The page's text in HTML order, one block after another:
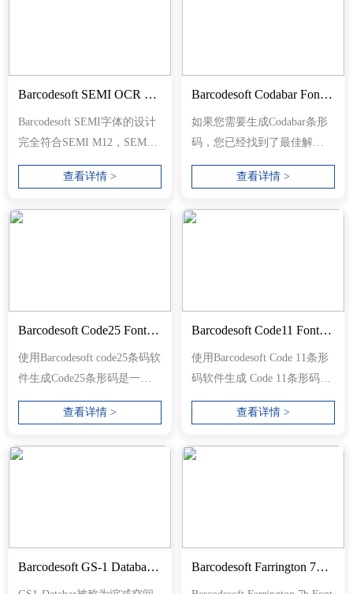
Barcodesoft SEMI OCR Font Package
Barcodesoft SEMI字体的设计
完全符合SEMI M12，SEMI
M13，SEMI T5和SEMI
AUX015标准。...
查看详情 >
Barcodesoft Codabar Font Package
如果您需要生成Codabar条形
码，您已经找到了最佳解决
方案。Barcodesoft Codabar软
查看详情 >
Barcodesoft Code25 Font Package
使用Barcodesoft code25条码软
件生成Code25条形码是一种
聪明而简单的解决方案。...
查看详情 >
Barcodesoft Code11 Font Package
使用Barcodesoft Code 11条形
码软件生成 Code 11条形码是
一种智能而简单的解决方
查看详情 >
Barcodesoft GS-1 Databar Barcode Font Package Barcodesoft Farrington 7B Font